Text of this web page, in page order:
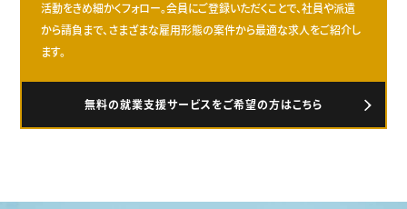
活動をきめ細かくフォロー。会員にご登録いただくことで、社員や派遣
から請負まで、さまざまな雇用形態の案件から最適な求人をご紹介し
ます。
無料の就業支援サービスをご希望の方はこちら